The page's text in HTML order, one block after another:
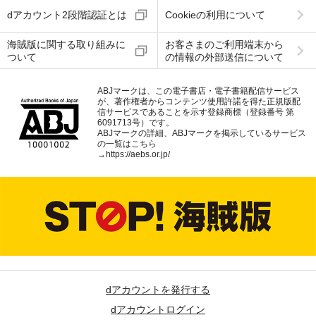
dアカウント2段階認証とは Cookieの利用について
海賊版に関する取り組みに
ついて
お客さまのご利用端末から
の情報の外部送信について
ABJマークは、この電子書店・電子書籍配信サービス
が、著作権者からコンテンツ使用許諾を得た正規版配
信サービスであることを示す登録商標（登録番号 第
6091713号）です。
ABJマークの詳細、ABJマークを掲示しているサービス
の一覧はこちら
→ https://aebs.or.jp/
dアカウントを発行する
dアカウントログイン